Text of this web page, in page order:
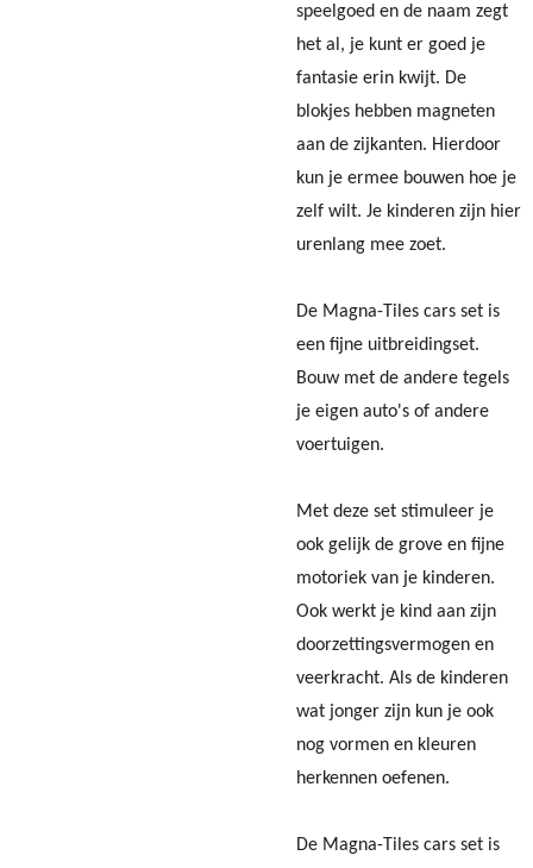
speelgoed en de naam zegt
het al, je kunt er goed je
fantasie erin kwijt. De
blokjes hebben magneten
aan de zijkanten. Hierdoor
kun je ermee bouwen hoe je
zelf wilt. Je kinderen zijn hier
urenlang mee zoet.
De Magna-Tiles cars set is
een fijne uitbreidingset.
Bouw met de andere tegels
je eigen auto's of andere
voertuigen.
Met deze set stimuleer je
ook gelijk de grove en fijne
motoriek van je kinderen.
Ook werkt je kind aan zijn
doorzettingsvermogen en
veerkracht. Als de kinderen
wat jonger zijn kun je ook
nog vormen en kleuren
herkennen oefenen.
De Magna-Tiles cars set is